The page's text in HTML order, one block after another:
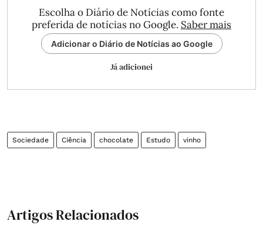
Escolha o Diário de Notícias como fonte
preferida de notícias no Google. Saber mais
Adicionar o Diário de Notícias ao Google
Já adicionei
Sociedade Ciência chocolate Estudo vinho
Artigos Relacionados